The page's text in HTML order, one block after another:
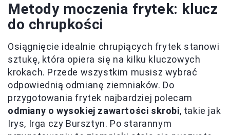
Metody moczenia frytek: klucz
do chrupkości
Osiągnięcie idealnie chrupiących frytek stanowi
sztukę, która opiera się na kilku kluczowych
krokach. Przede wszystkim musisz wybrać
odpowiednią odmianę ziemniaków. Do
przygotowania frytek najbardziej polecam
odmiany o wysokiej zawartości skrobi, takie jak
Irys, Irga czy Bursztyn. Po starannym